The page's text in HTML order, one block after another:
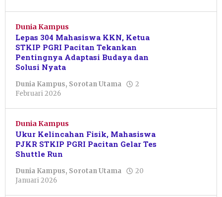
Wulandari
Dunia Kampus
Lepas 304 Mahasiswa KKN, Ketua
STKIP PGRI Pacitan Tekankan
Pentingnya Adaptasi Budaya dan
Solusi Nyata
Dunia Kampus, Sorotan Utama
2
Februari 2026
Cahyaningtias
Dunia Kampus
Ukur Kelincahan Fisik, Mahasiswa
PJKR STKIP PGRI Pacitan Gelar Tes
Shuttle Run
Dunia Kampus, Sorotan Utama
20
Januari 2026